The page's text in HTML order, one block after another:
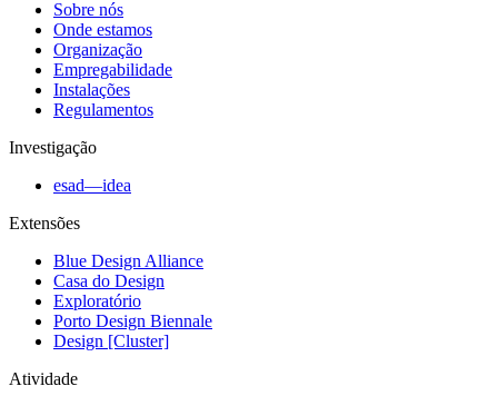
Sobre nós
Onde estamos
Organização
Empregabilidade
Instalações
Regulamentos
Investigação
esad—idea
Extensões
Blue Design Alliance
Casa do Design
Exploratório
Porto Design Biennale
Design [Cluster]
Atividade